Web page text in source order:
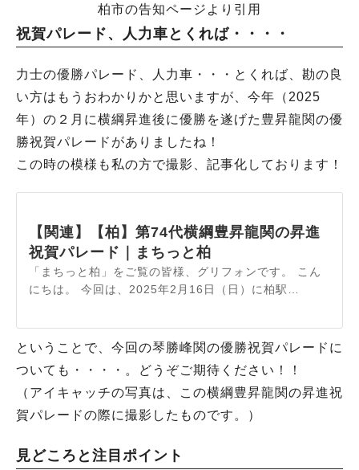
柏市の告知ページより引用
祝賀パレード、人力車とくれば・・・・
力士の優勝パレード、人力車・・・とくれば、勘の良
い方はもうおわかりかと思いますが、今年（2025
年）の２月に横綱昇進後に優勝を遂げた豊昇龍関の優
勝祝賀パレードがありましたね！
この時の模様も私の方で撮影、記事化しております！
【関連】【柏】第74代横綱豊昇龍関の昇進
祝賀パレード｜まちっと柏
「まちっと柏」をご覧の皆様、グリフォンです。 こん
にちは。 今回は、2025年2月16日（日）に柏駅…
ということで、今回の琴勝峰関の優勝祝賀パレードに
ついても・・・・。どうぞご期待ください！！
（アイキャッチの写真は、この横綱豊昇龍関の昇進祝
賀パレードの際に撮影したものです。）
見どころと注目ポイント